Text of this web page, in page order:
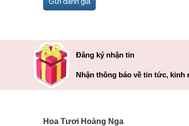
Đăng ký nhận tin
Nhận thông báo về tin tức, kinh
Hoa Tươi Hoàng Nga